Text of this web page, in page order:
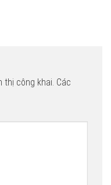
thị công khai. Các